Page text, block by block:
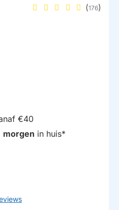
(176)
€40
morgen in huis*